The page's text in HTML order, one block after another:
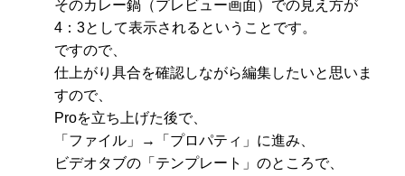
そのカレー鍋（プレビュー画面）での見え方が
4：3として表示されるということです。
ですので、
仕上がり具合を確認しながら編集したいと思いま
すので、
Proを立ち上げた後で、
「ファイル」→「プロパティ」に進み、
ビデオタブの「テンプレート」のところで、